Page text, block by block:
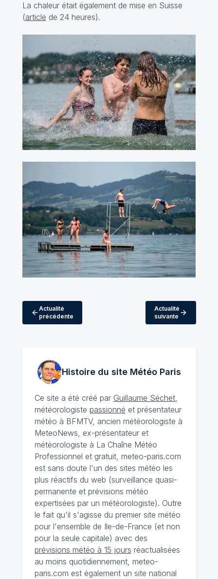
La chaleur était également de mise en Suisse
(article de 24 heures).
Actualité
précédente
Actualité
suivante
Histoire du site MétéoParis
Ce site a été créé par Guillaume Séchet,
météorologiste passionné et présentateur
météo à BFMTV, ancien météorologiste à
MeteoNews, ex-présentateur et
météorologiste à La Chaîne Météo
Professionnel et gratuit, meteo-paris.com
est sans doute l'un des sites météo les
plus réactifs du web (surveillance quasi-
permanente et prévisions météo
expertisées par un météorologiste). Outre
le fait qu'il s'agisse du premier site météo
pour l'ensemble de Ile-de-France (et non
pour la seule capitale) avec des
prévisions météo à 15 jours réactualisées
au moins quotidiennement, meteo-
paris.com est également un site national